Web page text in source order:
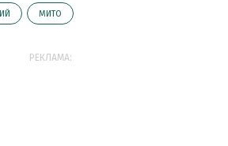
МИТО
РЕКЛАМА: